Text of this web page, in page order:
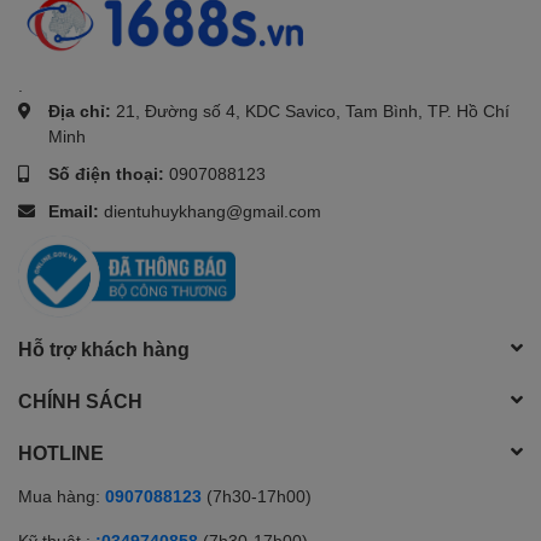
Địa chỉ: 21, Đường số 4, KDC Savico, Tam Bình, TP. Hồ Chí
Minh
Số điện thoại: 0907088123
Email: dientuhuykhang@gmail.com
Hỗ trợ khách hàng
CHÍNH SÁCH
HOTLINE
Mua hàng: 0907088123 (7h30-17h00)